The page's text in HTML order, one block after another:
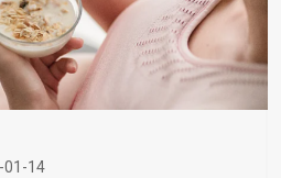
01-14